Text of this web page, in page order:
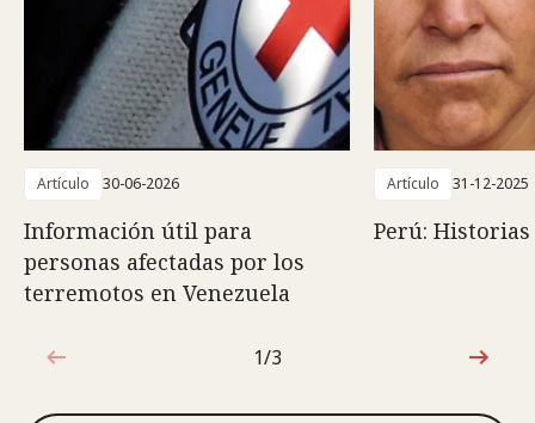
Artículo 30-06-2026
Información útil para
personas afectadas por los
terremotos en Venezuela
Artículo 31-12-2025
Perú: Historias
1de3
1/3